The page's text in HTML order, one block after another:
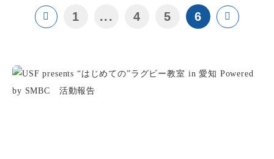
1 ... 4 5 6